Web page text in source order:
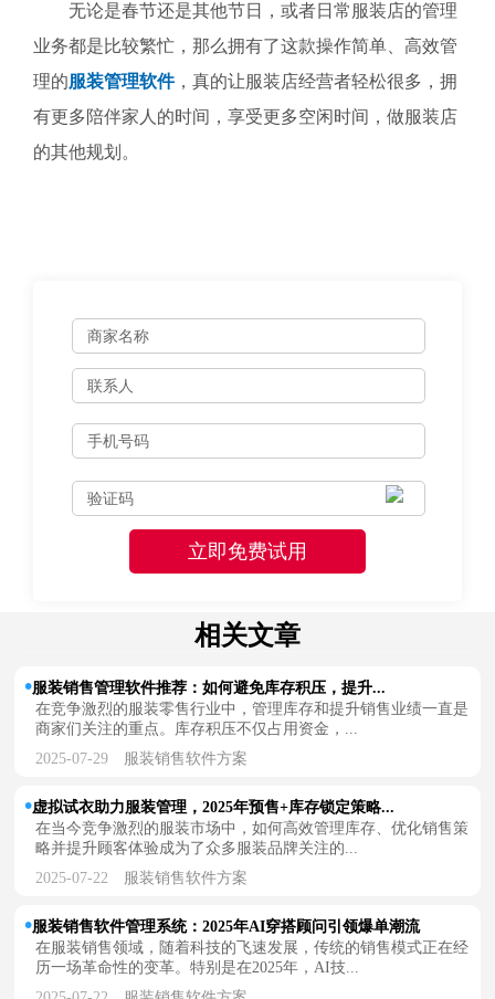
无论是春节还是其他节日，或者日常服装店的管理
业务都是比较繁忙，那么拥有了这款操作简单、高效管
理的服装管理软件，真的让服装店经营者轻松很多，拥
有更多陪伴家人的时间，享受更多空闲时间，做服装店
的其他规划。
相关文章
服装销售管理软件推荐：如何避免库存积压，提升...
在竞争激烈的服装零售行业中，管理库存和提升销售业绩一直是
商家们关注的重点。库存积压不仅占用资金，...
2025-07-29 服装销售软件方案
虚拟试衣助力服装管理，2025年预售+库存锁定策略...
在当今竞争激烈的服装市场中，如何高效管理库存、优化销售策
略并提升顾客体验成为了众多服装品牌关注的...
2025-07-22 服装销售软件方案
服装销售软件管理系统：2025年AI穿搭顾问引领爆单潮流
在服装销售领域，随着科技的飞速发展，传统的销售模式正在经
历一场革命性的变革。特别是在2025年，AI技...